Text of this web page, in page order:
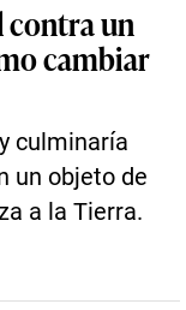
contra un
cambiar
culminaría
un objeto de
a la Tierra.